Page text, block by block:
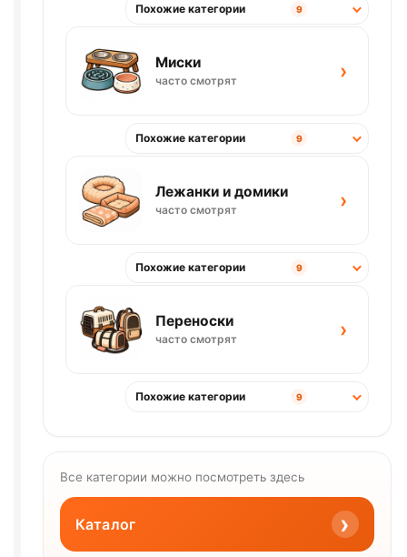
Похожие категории 9
Миски
часто смотрят ›
Похожие категории 9
Лежанки и домики
часто смотрят ›
Похожие категории 9
Переноски
часто смотрят ›
Похожие категории 9
Все категории можно посмотреть здесь
Каталог ›